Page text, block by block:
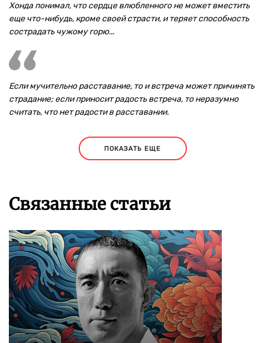
Хонда понимал, что сердце влюбленного не может вместить
еще что-нибудь, кроме своей страсти, и теряет способность
сострадать чужому горю...
Если мучительно расставание, то и встреча может причинять
страдание; если приносит радость встреча, то неразумно
считать, что нет радости в расставании.
ПОКАЗАТЬ ЕЩЕ
Связанные статьи